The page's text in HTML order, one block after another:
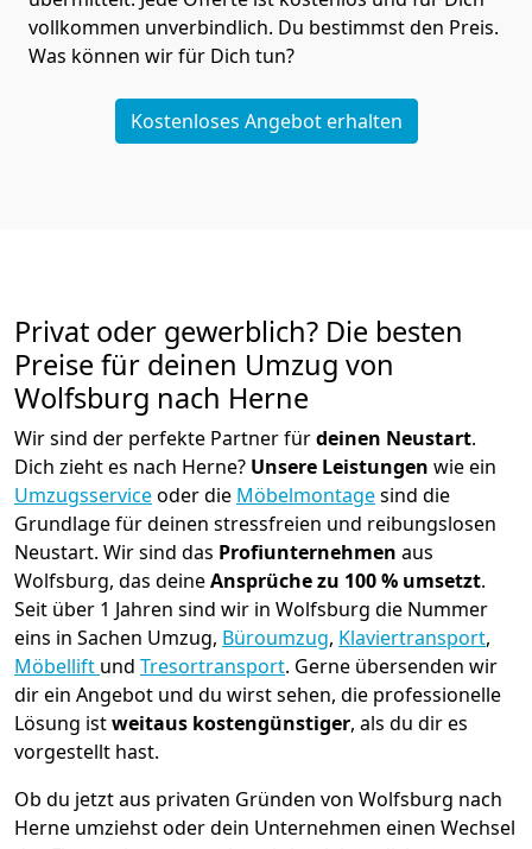
vollkommen unverbindlich. Du bestimmst den Preis.
Was können wir für Dich tun?
Kostenloses Angebot erhalten
Privat oder gewerblich? Die besten
Preise für deinen Umzug von
Wolfsburg nach Herne
Wir sind der perfekte Partner fürdeinen Neustart.
Dich zieht es nach Herne? Unsere Leistungen wie ein
Umzugsserviceoder die Möbelmontagesind die
Grundlage für deinen stressfreien und reibungslosen
Neustart. Wir sind das Profiunternehmen aus
Wolfsburg, das deineAnsprüche zu 100 % umsetzt.
Seit über 1 Jahren sind wir in Wolfsburg die Nummer
eins in Sachen Umzug, Büroumzug, Klaviertransport,
Möbellift und Tresortransport. Gerne übersenden wir
dir ein Angebot und du wirst sehen, die professionelle
Lösung istweitaus kostengünstiger, als du dir es
vorgestellt hast.
Ob du jetzt aus privaten Gründen von Wolfsburg nach
Herne umziehst oder dein Unternehmen einen Wechsel